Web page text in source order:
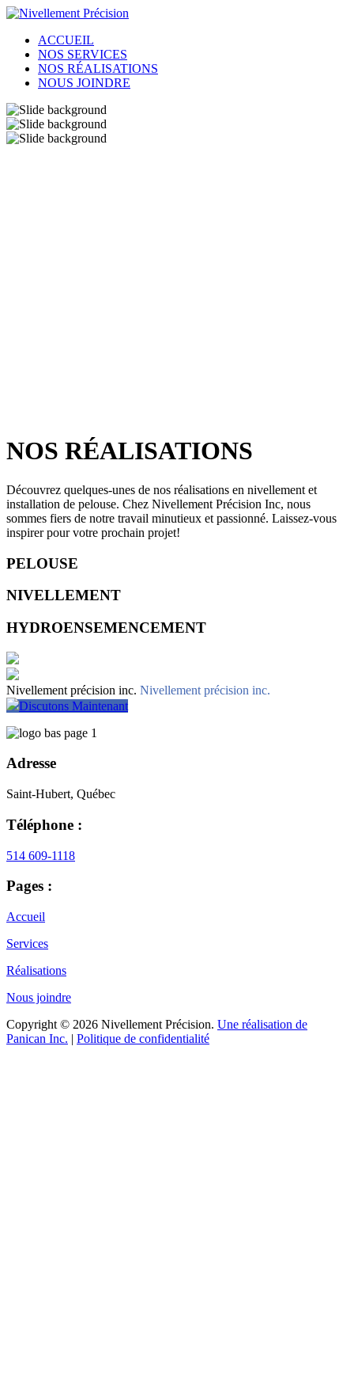
ACCUEIL
NOS SERVICES
NOS RÉALISATIONS
NOUS JOINDRE
NOS RÉALISATIONS
Découvrez quelques-unes de nos réalisations en nivellement et
installation de pelouse. Chez Nivellement Précision Inc, nous
sommes fiers de notre travail minutieux et passionné. Laissez-vous
inspirer pour votre prochain projet!
PELOUSE
NIVELLEMENT
HYDROENSEMENCEMENT
Nivellement précision inc. Nivellement précision inc.
Discutons Maintenant
Adresse
Saint-Hubert, Québec
Téléphone :
514 609-1118
Pages :
Accueil
Services
Réalisations
Nous joindre
Copyright © 2026 Nivellement Précision. Une réalisation de
Panican Inc. | Politique de confidentialité